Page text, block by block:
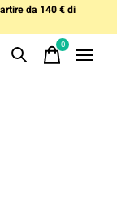
da 140 € di
0items